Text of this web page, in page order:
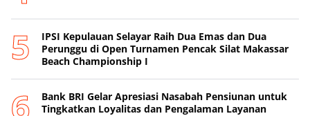
IPSI Kepulauan Selayar Raih Dua Emas dan Dua
Perunggu di Open Turnamen Pencak Silat Makassar
Beach Championship I
‎Bank BRI Gelar Apresiasi Nasabah Pensiunan untuk
Tingkatkan Loyalitas dan Pengalaman Layanan